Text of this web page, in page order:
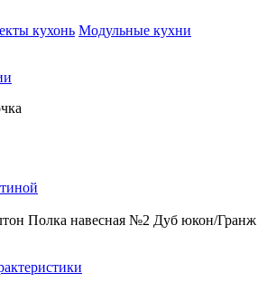
кухонь Модульные кухни
Полка навесная №2 Дуб юкон/Гранж